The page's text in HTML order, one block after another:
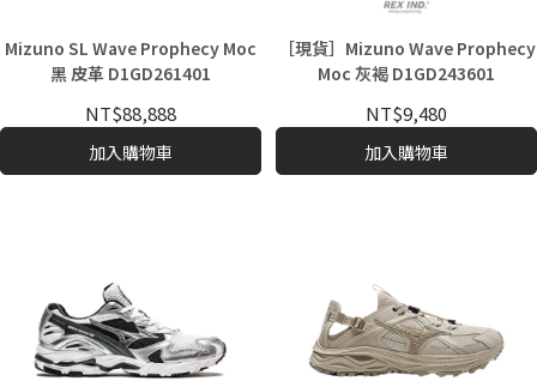
Mizuno SL Wave Prophecy Moc
黑 皮革 D1GD261401
NT$88,888
加入購物車
［現貨］Mizuno Wave Prophecy
Moc 灰褐 D1GD243601
NT$9,480
加入購物車